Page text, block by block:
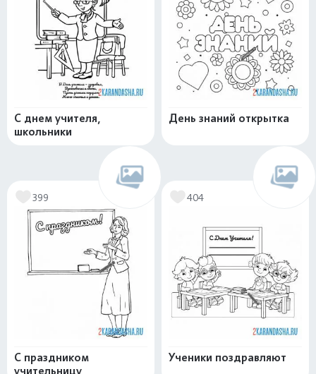
С днем учителя,
школьники
День знаний открытка
399
С праздником
учительницу
404
Ученики поздравляют